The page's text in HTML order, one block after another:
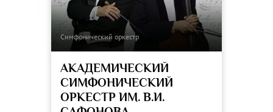
Симфонический оркестр
АКАДЕМИЧЕСКИЙ
СИМФОНИЧЕСКИЙ
ОРКЕСТР ИМ. В.И.